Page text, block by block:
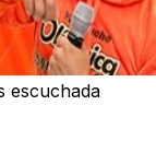
escuchada